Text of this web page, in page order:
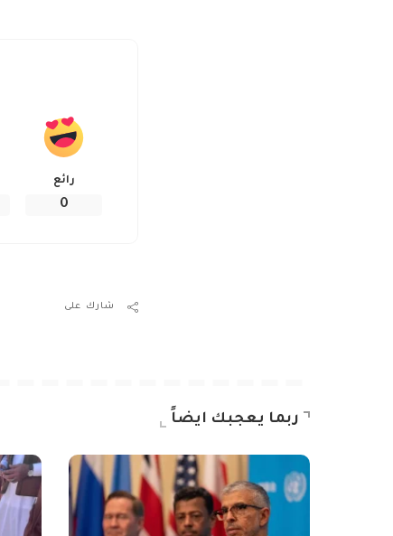
رائع
0
شارك على
ربما يعجبك ايضاً